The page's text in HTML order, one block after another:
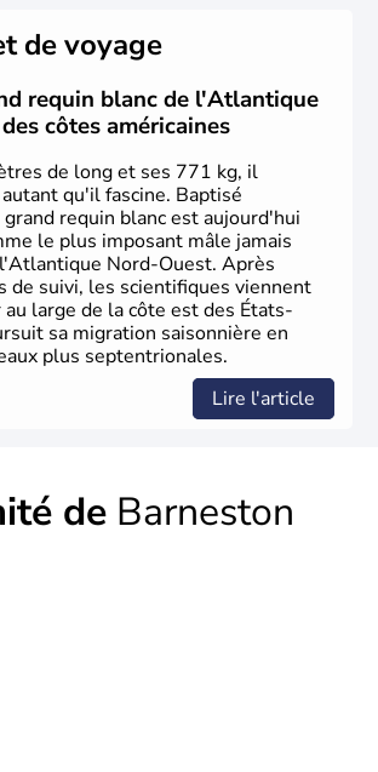
se sont succédées avant l'arrivée
suite à la découverte du continent par
en 1492. Les 13 colonies
la Déclaration d'indépendance
leur première constitution en 1787.
marque ensuite l'entrée dans une
intense.
de voyage
requin blanc de l'Atlantique
côtes américaines
de long et ses 771 kg, il
qu'il fascine. Baptisé
grand requin blanc est aujourd'hui
le plus imposant mâle jamais
Nord-Ouest. Après
de suivi, les scientifiques viennent
large de la côte est des États-
sa migration saisonnière en
plus septentrionales.
Lire l'article
de Barneston